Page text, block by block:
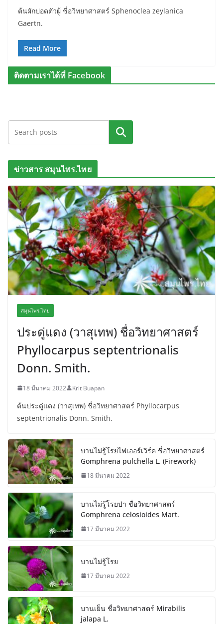
ต้นผักปอดตัวผู้ ชื่อวิทยาศาสตร์ Sphenoclea zeylanica
Gaertn.
Read More
ติดตามเราได้ที่ Facebook
ค้นหา
ข่าวสาร สมุนไพร.ไทย
สมุนไพร.ไทย
ประดู่แดง (วาสุเทพ) ชื่อวิทยาศาสตร์
Phyllocarpus septentrionalis
Donn. Smith.
18 มีนาคม 2022 Krit Buapan
ต้นประดู่แดง (วาสุเทพ) ชื่อวิทยาศาสตร์ Phyllocarpus
septentrionalis Donn. Smith.
บานไม่รู้โรยไฟเออร์เวิร์ค ชื่อวิทยาศาสตร์
Gomphrena pulchella L. (Firework)
18 มีนาคม 2022
บานไม่รู้โรยป่า ชื่อวิทยาศาสตร์
Gomphrena celosioides Mart.
17 มีนาคม 2022
บานไม่รู้โรย
17 มีนาคม 2022
บานเย็น ชื่อวิทยาศาสตร์ Mirabilis
jalapa L.